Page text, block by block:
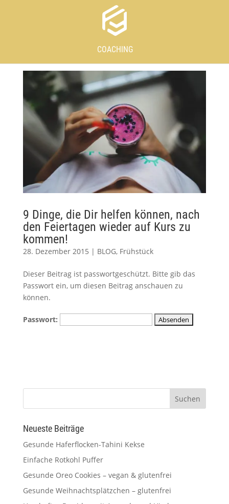
COACHING
9 Dinge, die Dir helfen können, nach
den Feiertagen wieder auf Kurs zu
kommen!
28. Dezember 2015 | BLOG, Frühstück
Dieser Beitrag ist passwortgeschützt. Bitte gib das
Passwort ein, um diesen Beitrag anschauen zu
können.
Passwort:
Neueste Beiträge
Gesunde Haferflocken-Tahini Kekse
Einfache Rotkohl Puffer
Gesunde Oreo Cookies – vegan & glutenfrei
Gesunde Weihnachtsplätzchen – glutenfrei